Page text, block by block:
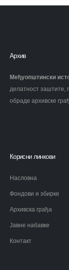
Архив
Међуопштински
делатност заштите,
обраде архивске
Корисни линкови
Насловна
Фондови и збирке
Архивска грађа
Јавне набавке
Контакт